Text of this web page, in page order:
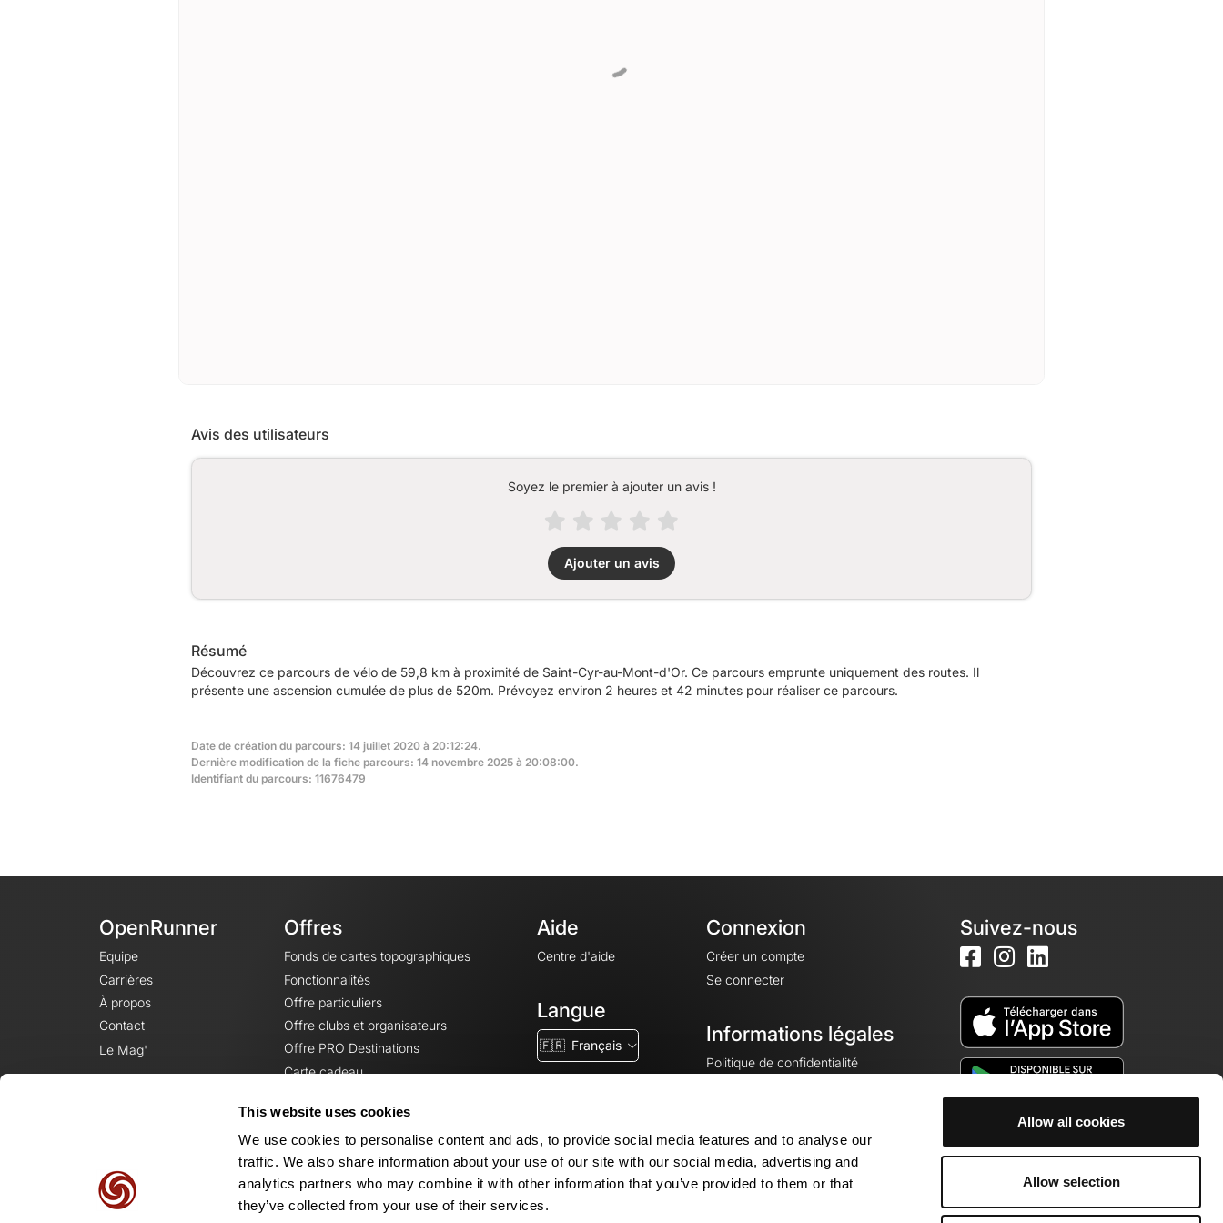
This website uses cookies
We use cookies to personalise content and ads, to provide social media features and to analyse our
traffic. We also share information about your use of our site with our social media, advertising and
analytics partners who may combine it with other information that you’ve provided to them or that
they’ve collected from your use of their services.
Allow all cookies
Allow selection
Avis des utilisateurs
Soyez le premier à ajouter un avis !
Ajouter un avis
Résumé
Découvrez ce parcours de vélo de 59,8 km à proximité de Saint-Cyr-au-Mont-d'Or. Ce parcours emprunte uniquement des routes. Il
présente une ascension cumulée de plus de 520m. Prévoyez environ 2 heures et 42 minutes pour réaliser ce parcours.
Date de création du parcours: 14 juillet 2020 à 20:12:24.
Dernière modification de la fiche parcours: 14 novembre 2025 à 20:08:00.
Identifiant du parcours: 11676479
OpenRunner
Equipe
Carrières
À propos
Contact
Le Mag'
Offres
Fonds de cartes topographiques
Fonctionnalités
Offre particuliers
Offre clubs et organisateurs
Offre PRO Destinations
Carte cadeau
Aide
Centre d'aide
Langue
🇫🇷 Français
Connexion
Créer un compte
Se connecter
Informations légales
Politique de confidentialité
Mentions légales
Paramètres des cookies
Suivez-nous